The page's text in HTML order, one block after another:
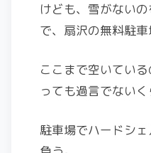
けども、雪がない
で、扇沢の無料駐車
ここまで空いてい
っても過言でないく
駐車場でハードシ